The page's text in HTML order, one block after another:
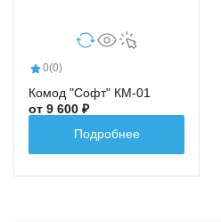
0(0)
Комод "Софт" КМ-01
от 9 600 ₽
Подробнее